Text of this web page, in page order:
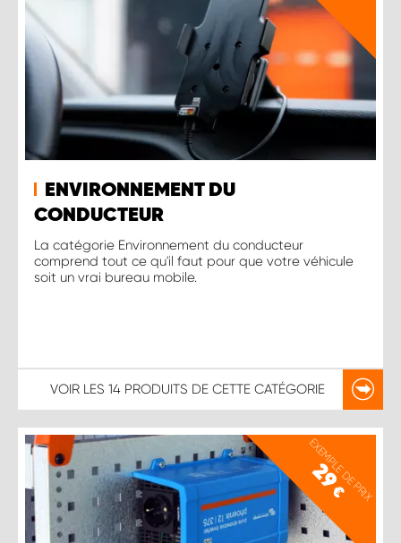
ENVIRONNEMENT DU
CONDUCTEUR
La catégorie Environnement du conducteur
comprend tout ce qu'il faut pour que votre véhicule
soit un vrai bureau mobile.
VOIR LES 14 PRODUITS DE CETTE CATÉGORIE
EXEMPLE DE PRIX
29
€